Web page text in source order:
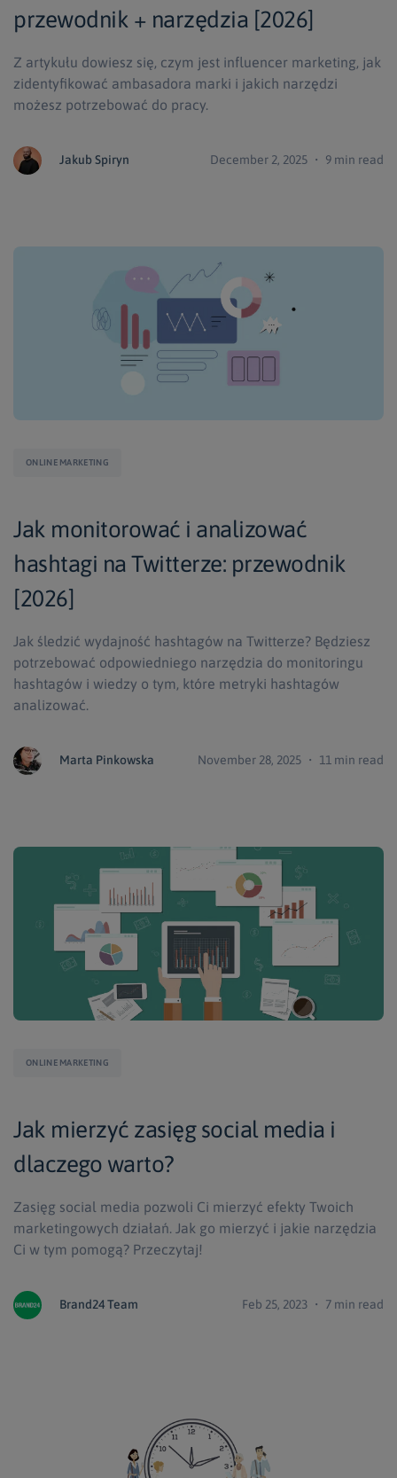
przewodnik + narzędzia [2026]
Z artykułu dowiesz się, czym jest influencer marketing, jak
zidentyfikować ambasadora marki i jakich narzędzi
możesz potrzebować do pracy.
Jakub Spiryn December 2, 2025 ・ 9 min read
ONLINE MARKETING
Jak monitorować i analizować
hashtagi na Twitterze: przewodnik
[2026]
Jak śledzić wydajność hashtagów na Twitterze? Będziesz
potrzebować odpowiedniego narzędzia do monitoringu
hashtagów i wiedzy o tym, które metryki hashtagów
analizować.
Marta Pinkowska November 28, 2025 ・ 11 min read
ONLINE MARKETING
Jak mierzyć zasięg social media i
dlaczego warto?
Zasięg social media pozwoli Ci mierzyć efekty Twoich
marketingowych działań. Jak go mierzyć i jakie narzędzia
Ci w tym pomogą? Przeczytaj!
Brand24 Team Feb 25, 2023 ・ 7 min read